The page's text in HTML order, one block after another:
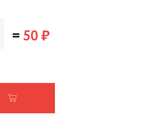
=50 ₽